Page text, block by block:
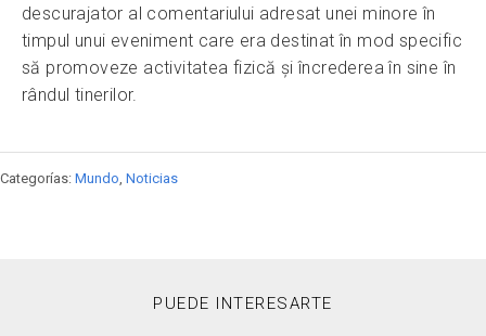
descurajator al comentariului adresat unei minore în
timpul unui eveniment care era destinat în mod specific
să promoveze activitatea fizică și încrederea în sine în
rândul tinerilor.
Categorías: Mundo Noticias
PUEDE INTERESARTE